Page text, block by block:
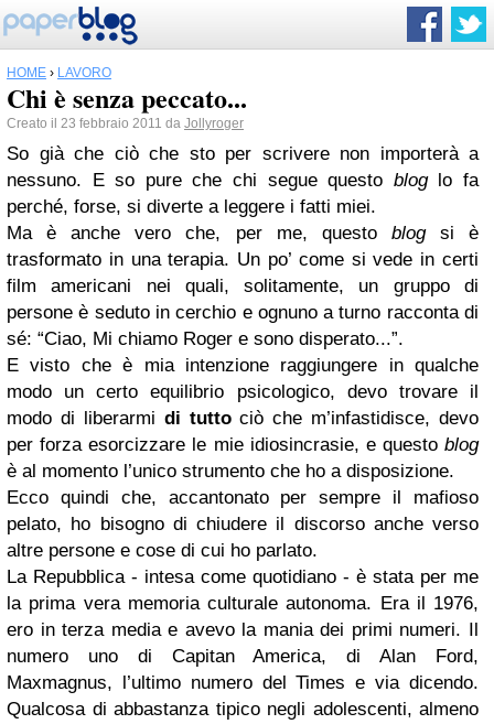
HOME › LAVORO
Chi è senza peccato...
Creato il 23 febbraio 2011 da Jollyroger
So già che ciò che sto per scrivere non importerà a
nessuno. E so pure che chi segue questo bloglo fa
perché, forse, si diverte a leggere i fatti miei.
Ma è anche vero che, per me, questo blogsi è
trasformato in una terapia. Un po’ come si vede in certi
film americani nei quali, solitamente, un gruppo di
persone è seduto in cerchio e ognuno a turno racconta di
sé: “Ciao, Mi chiamo Roger e sono disperato...”.
E visto che è mia intenzione raggiungere in qualche
modo un certo equilibrio psicologico, devo trovare il
modo di liberarmi di tuttociò che m’infastidisce, devo
per forza esorcizzare le mie idiosincrasie, e questo blog
è al momento l’unico strumento che ho a disposizione.
Ecco quindi che, accantonato per sempre il mafioso
pelato, ho bisogno di chiudere il discorso anche verso
altre persone e cose di cui ho parlato.
La Repubblica - intesa come quotidiano - è stata per me
la prima vera memoria culturale autonoma. Era il 1976,
ero in terza media e avevo la mania dei primi numeri. Il
numero uno di Capitan America, di Alan Ford,
Maxmagnus, l’ultimo numero del Times e via dicendo.
Qualcosa di abbastanza tipico negli adolescenti, almeno